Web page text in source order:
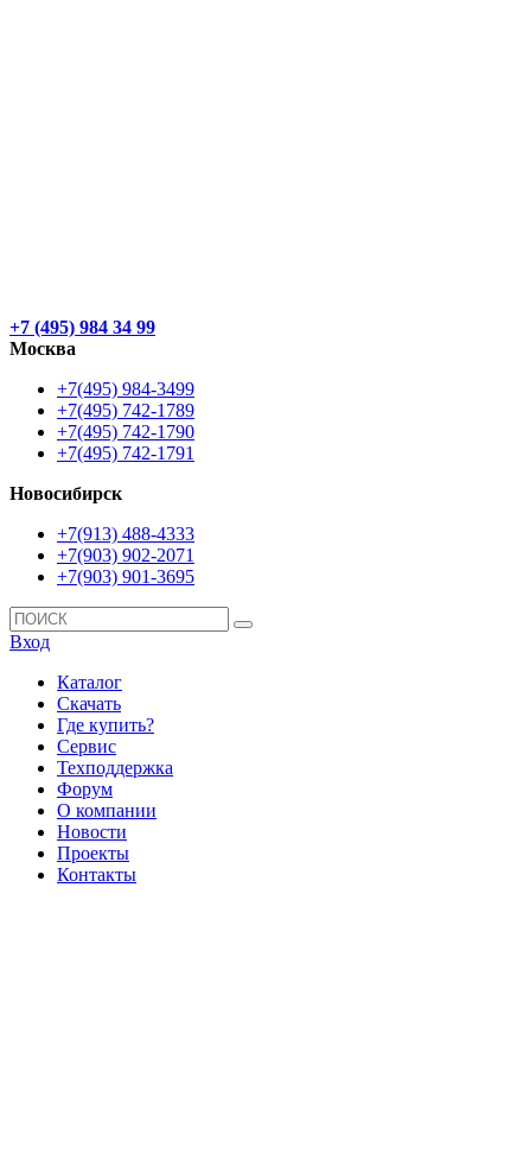
+7 (495) 984 34 99
Москва
+7(495) 984-3499
+7(495) 742-1789
+7(495) 742-1790
+7(495) 742-1791
Новосибирск
+7(913) 488-4333
+7(903) 902-2071
+7(903) 901-3695
Вход
Каталог
Скачать
Где купить?
Сервис
Техподдержка
Форум
О компании
Новости
Проекты
Контакты